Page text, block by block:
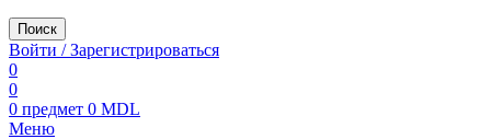
Поиск
Войти / Зарегистрироваться
0
0
0 предмет 0 MDL
Меню